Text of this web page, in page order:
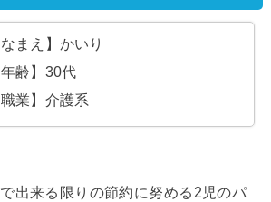
なまえ】かいり
年齢】30代
職業】介護系
出来る限りの節約に努める2児のパ